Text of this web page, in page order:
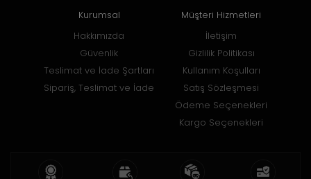
Kurumsal
Hakkımızda
Güvenlik
Teslimat ve İade Şartları
Sipariş, Teslimat ve İade
Müşteri Hizmetleri
İletişim
Gizlilik Politikası
Kullanım Koşulları
Satış Sözleşmesi
Ödeme Seçenekleri
Kargo Seçenekleri